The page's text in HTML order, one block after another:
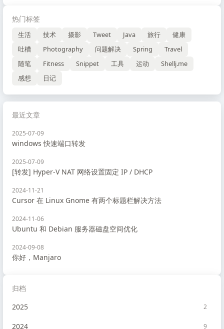
热门标签
生活 技术 摄影 Tweet Java 旅行
健康
吐槽
Photography 问题解决 Spring
Travel
随笔
Fitness Snippet 工具 运动
Shellj.me
感想
日记
最近文章
2025-07-09
windows 快速端口转发
2025-07-09
[转发] Hyper-V NAT 网络设置固定 IP / DHCP
2024-11-21
Cursor 在 Linux Gnome 有两个标题栏解决方法
2024-11-06
Ubuntu 和 Debian 服务器磁盘空间优化
2024-09-08
你好，Manjaro
归档
2025
2
2024 9